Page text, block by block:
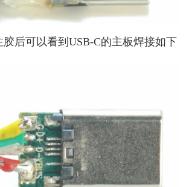
后可以看到USB-C的主板焊接如下